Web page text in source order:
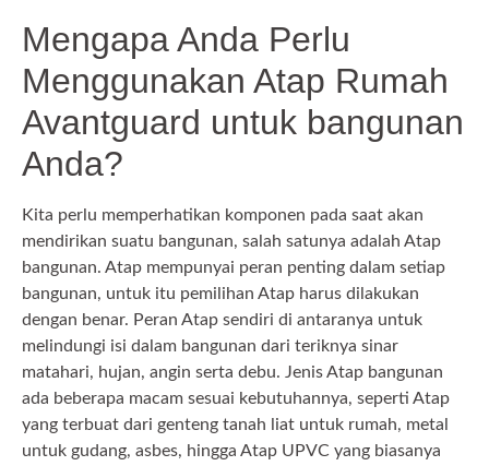
Mengapa Anda Perlu
Menggunakan Atap Rumah
Avantguard untuk bangunan
Anda?
Kita perlu memperhatikan komponen pada saat akan
mendirikan suatu bangunan, salah satunya adalah Atap
bangunan. Atap mempunyai peran penting dalam setiap
bangunan, untuk itu pemilihan Atap harus dilakukan
dengan benar. Peran Atap sendiri di antaranya untuk
melindungi isi dalam bangunan dari teriknya sinar
matahari, hujan, angin serta debu. Jenis Atap bangunan
ada beberapa macam sesuai kebutuhannya, seperti Atap
yang terbuat dari genteng tanah liat untuk rumah, metal
untuk gudang, asbes, hingga Atap UPVC yang biasanya